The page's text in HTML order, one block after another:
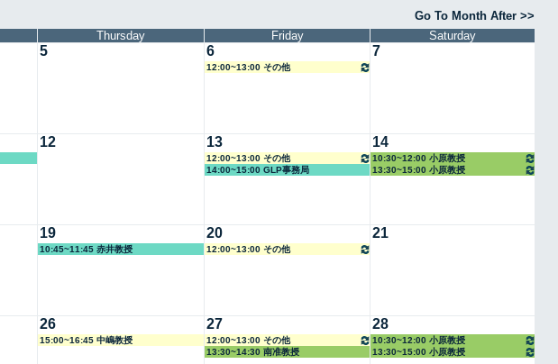
Go To Month After >>
Thursday Friday Saturday
5 6
12:00~13:00 その他
7
12 13
12:00~13:00 その他
14:00~15:00 GLP事務局
14
10:30~12:00 小原教授
13:30~15:00 小原教授
19
10:45~11:45 赤井教授
20
12:00~13:00 その他
21
26
15:00~16:45 中嶋教授
27
12:00~13:00 その他
13:30~14:30 南准教授
28
10:30~12:00 小原教授
13:30~15:00 小原教授